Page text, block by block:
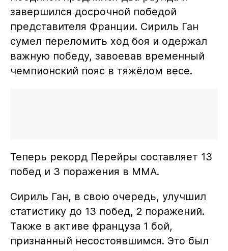
завершился досрочной победой
представителя Франции. Сириль Ган
сумел переломить ход боя и одержал
важную победу, завоевав временный
чемпионский пояс в тяжёлом весе.
Теперь рекорд Перейры составляет 13
побед и 3 поражения в ММА.
Сириль Ган, в свою очередь, улучшил
статистику до 13 побед, 2 поражений.
Также в активе француза 1 бой,
признанный несостоявшимся. Это был